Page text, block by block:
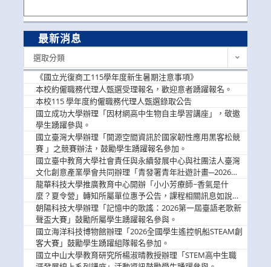
最新消息
選取分類
《國立光復商工115學年度新生暑期注意事項》
本校約僱職務代理人甄選受理報名，歡迎意者踴躍報名。
本校115 學年度約僱職務代理人甄選錄取公告
國立成功大學辦理「因材網高中生物自主學習講座」，敬邀
學生踴躍參與。
國立臺灣大學辦理「開源空間資訊於國家韌性應用黑客松競
賽 」之競賽辦法，鼓勵學生踴躍報名參加。
國立臺中教育大學社會責任與永續發展中心與社團法人臺灣
文化創意產業學會共同辦理「青發署青年壯遊計畫─2026臺
中舊城都市建築文化體驗」活動，敬邀學生踴躍報名參加，
公告周知。
龍華科技大學推廣教育中心開辦「小小芳療師~香氣是什
麼？夏令營」轉知所屬單位惠予公告，課程相關訊息如說
明。
朝陽科技大學辦理「記憶中的歌謠：2026第一屆臺語老歌新
聲盃大賽」鼓勵所屬學生踴躍報名參與。
國立海洋科技博物館辦理「2026全國學生遙控帆船STEAM創
客大賽」鼓勵學生踴躍組隊報名參加。
國立中山大學教育研究所楊淑晴教授辦理「STEM高中生職